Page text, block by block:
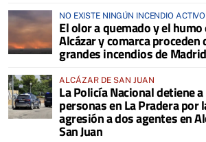
NO EXISTE NINGÚN INCENDIO
COMARCA
El olor a quemado y el humo
Alcázar y comarca proceden
grandes incendios de
ALCÁZAR DE SAN JUAN
La Policía Nacional detiene
personas en La Pradera por
agresión a dos agentes en
San Juan